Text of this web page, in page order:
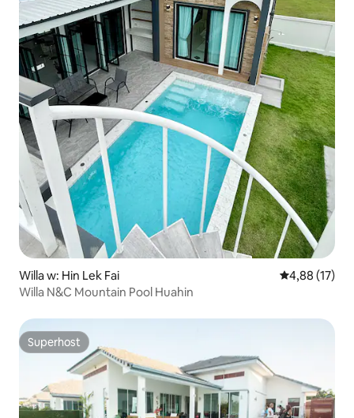
Willa w: Hin Lek Fai Średnia
4,88 (17)
Willa N&C Mountain Pool Huahin
Superhost
Superhost